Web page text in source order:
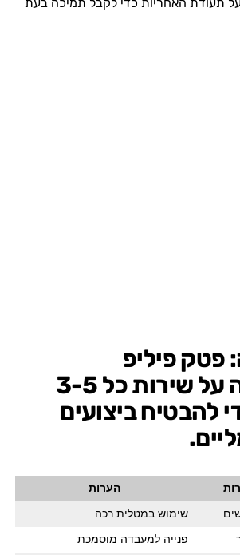
פטק פיליפ
ממליצה על שירות כל 3-5
להבטיח ביצועים
הערות
שימוש במטלית רכה
פנייה למעבדה מוסמכת